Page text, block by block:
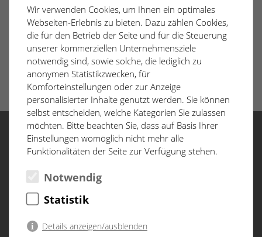
Highlights.
Menü
Start
Lage
Architektur
Baufortschritt
Wir verwenden Cookies, um Ihnen ein optimales
Webseiten-Erlebnis zu bieten. Dazu zählen Cookies,
die für den Betrieb der Seite und für die Steuerung
unserer kommerziellen Unternehmensziele
notwendig sind, sowie solche, die lediglich zu
anonymen Statistikzwecken, für
Komforteinstellungen oder zur Anzeige
personalisierter Inhalte genutzt werden. Sie können
selbst entscheiden, welche Kategorien Sie zulassen
möchten. Bitte beachten Sie, dass auf Basis Ihrer
Einstellungen womöglich nicht mehr alle
Funktionalitäten der Seite zur Verfügung stehen.
Notwendig
Statistik
Details anzeigen/ausblenden